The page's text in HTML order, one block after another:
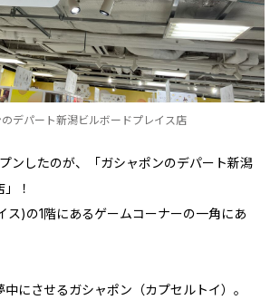
デパート新潟ビルボードプレイス店
ンしたのが、「ガシャポンのデパート新潟
！
ス)の1階にあるゲームコーナーの一角にあ
にさせるガシャポン（カプセルトイ）。